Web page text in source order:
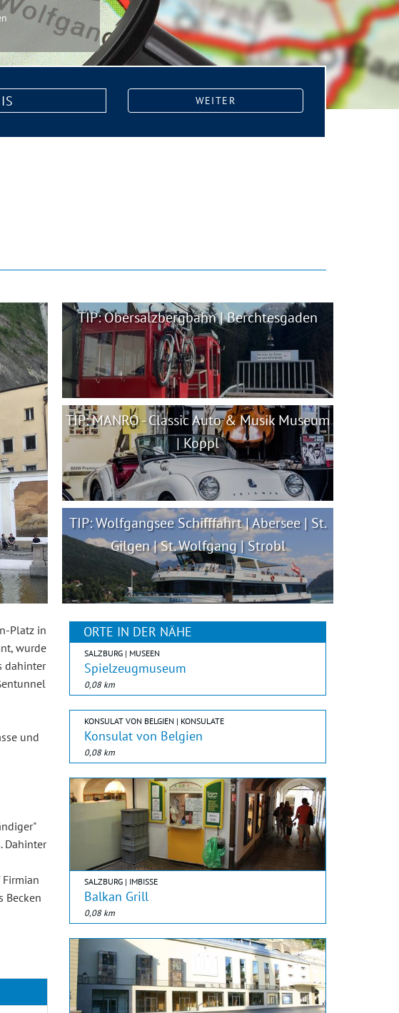
WEITER
TIP: Obersalzbergbahn | Berchtesgaden
TIP: MANRO - Classic Auto & Musik Museum
| Koppl
TIP: Wolfgangsee Schifffahrt | Abersee | St.
Gilgen | St. Wolfgang | Strobl
Platz in
wurde
dahinter
und
Dahinter
Becken
ORTE IN DER NÄHE
SALZBURG | MUSEEN
Spielzeugmuseum
0,08 km
KONSULAT VON BELGIEN | KONSULATE
Konsulat von Belgien
0,08 km
SALZBURG | IMBISSE
Balkan Grill
0,08 km